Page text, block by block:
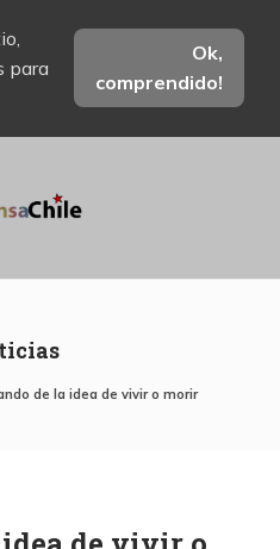
para
Ok,
comprendido!
de la idea de vivir o morir